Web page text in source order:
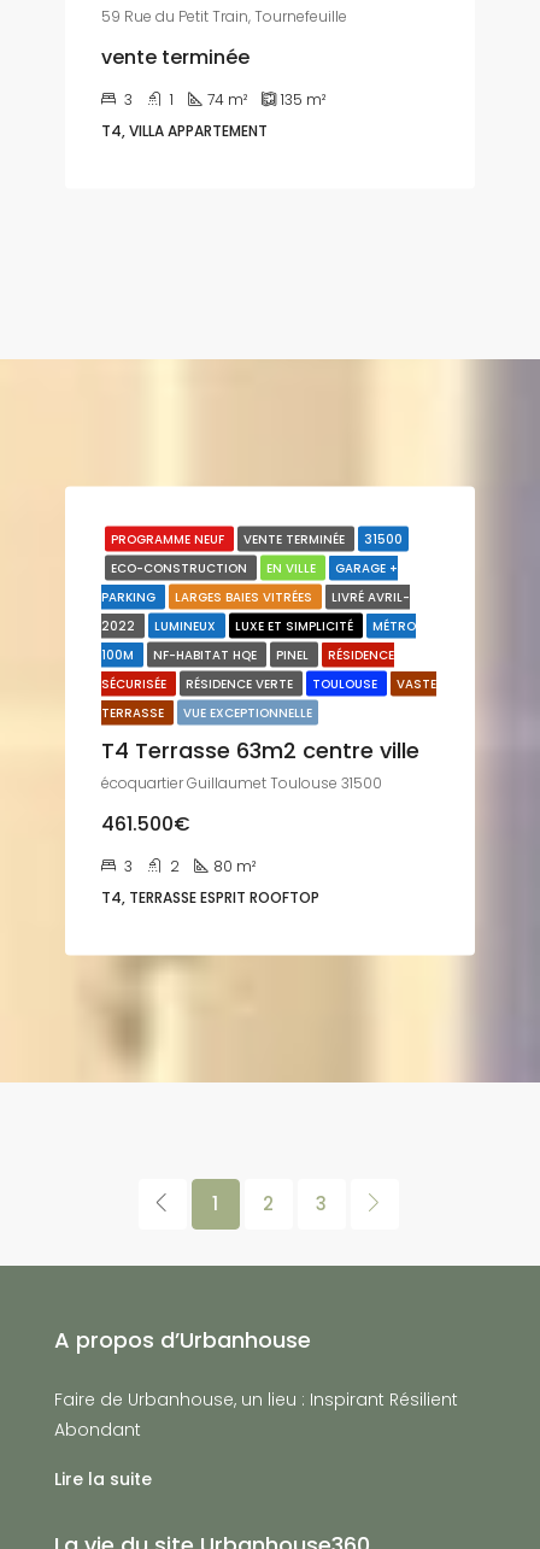
59 Rue du Petit Train, Tournefeuille
vente terminée
3 1 74 m² 135 m²
T4, VILLA APPARTEMENT
PROGRAMME NEUF VENTE TERMINÉE
31500
ECO-CONSTRUCTION
EN VILLE
GARAGE +
PARKING
LARGES BAIES VITRÉES
LIVRÉ AVRIL-
2022
LUMINEUX LUXE ET SIMPLICITÉ
MÉTRO
100M
NF-HABITAT HQE PINEL
RÉSIDENCE
SÉCURISÉE
RÉSIDENCE VERTE TOULOUSE
VASTE
TERRASSE
VUE EXCEPTIONNELLE
T4 Terrasse 63m2 centre ville
écoquartier Guillaumet Toulouse 31500
461.500€
3 2 80 m²
T4, TERRASSE ESPRIT ROOFTOP
1 2 3
A propos d’Urbanhouse
Faire de Urbanhouse, un lieu : Inspirant Résilient
Abondant
Lire la suite